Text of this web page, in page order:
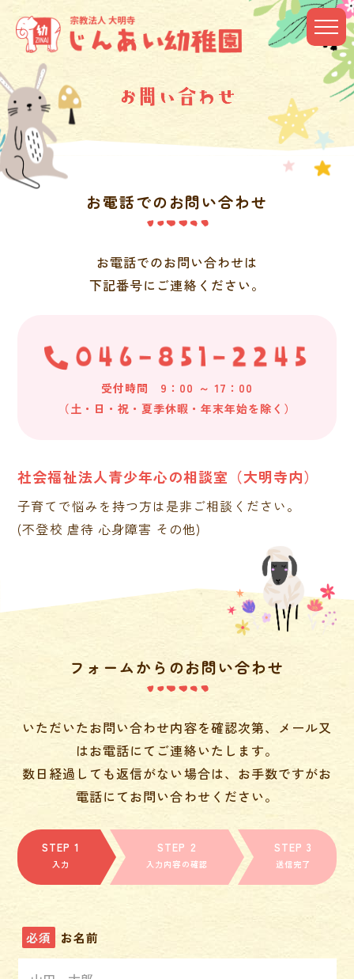
お電話でのお問い合わせ
お電話でのお問い合わせは
下記番号にご連絡ください。
受付時間 9：00 ～ 17：00
（土・日・祝・夏季休暇・年末年始を除く）
社会福祉法人青少年心の相談室（大明寺内）
子育てで悩みを持つ方は是非ご相談ください。
(不登校 虐待 心身障害 その他)
フォームからのお問い合わせ
いただいたお問い合わせ内容を確認次第、メール又
はお電話にてご連絡いたします。
数日経過しても返信がない場合は、お手数ですがお
電話にてお問い合わせください。
入力 入力内容の確認 送信完了
必須 お名前